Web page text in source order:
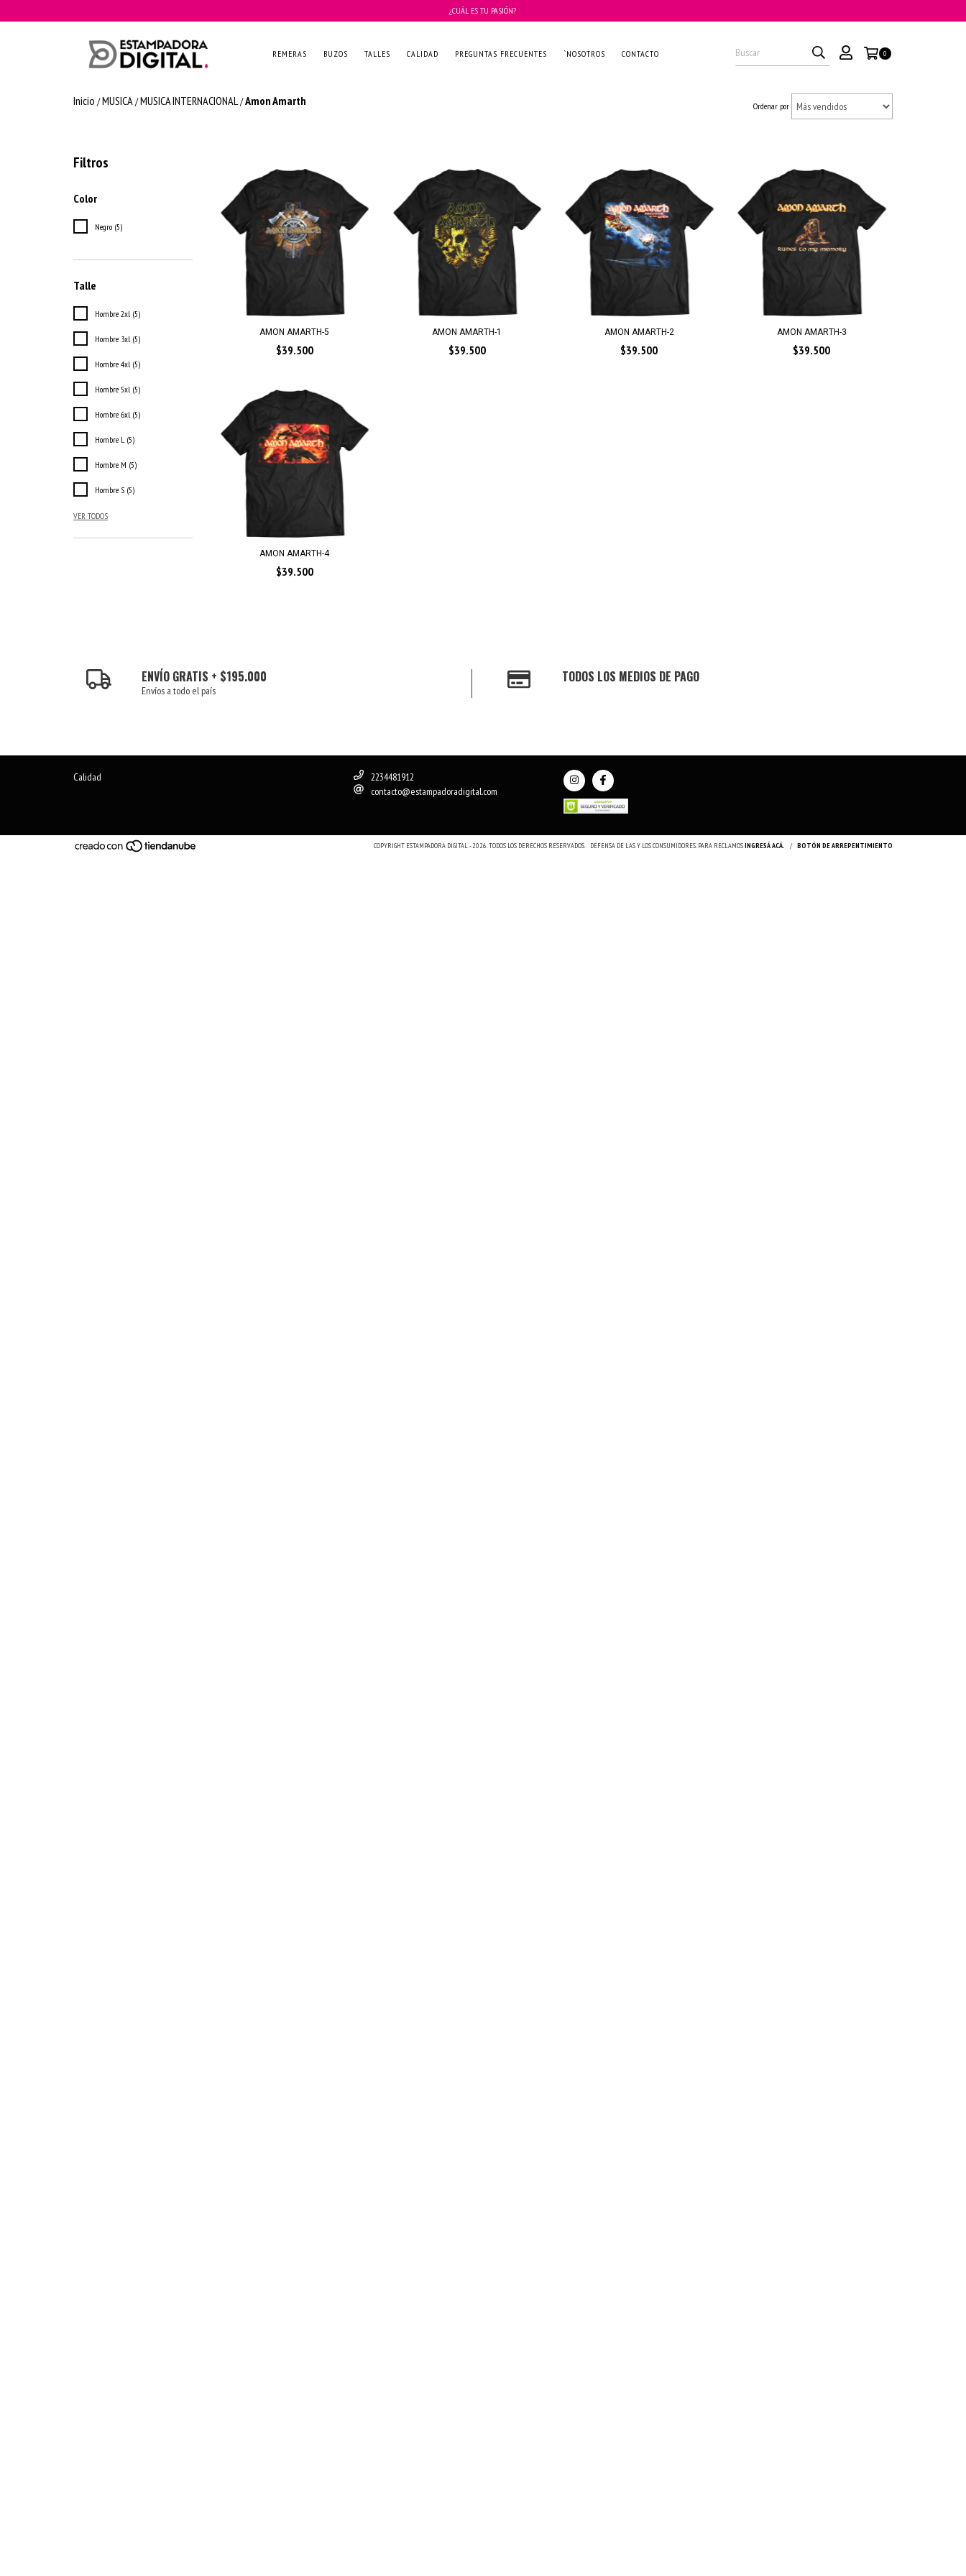
¿CUÁL ES TU PASIÓN?
REMERAS BUZOS TALLES CALIDAD PREGUNTAS FRECUENTES `NOSOTROS CONTACTO 0
Inicio /MUSICA/MUSICA INTERNACIONAL/Amon Amarth Ordenar por
Filtros
Color
Negro (5)
Talle
Hombre 2xl (5)
Hombre 3xl (5)
Hombre 4xl (5)
Hombre 5xl (5)
Hombre 6xl (5)
Hombre L (5)
Hombre M (5)
Hombre S (5)
VER TODOS
AMON AMARTH-5
$39.500
AMON AMARTH-1
$39.500
AMON AMARTH-2
$39.500
AMON AMARTH-3
$39.500
AMON AMARTH-4
$39.500
ENVÍO GRATIS + $195.000
Envíos a todo el país
TODOS LOS MEDIOS DE PAGO
Calidad
2234481912
contacto@estampadoradigital.com
COPYRIGHT ESTAMPADORA DIGITAL - 2026. TODOS LOS DERECHOS RESERVADOS. DEFENSA DE LAS Y LOS CONSUMIDORES. PARA RECLAMOSINGRESÁ ACÁ. / BOTÓN DE ARREPENTIMIENTO